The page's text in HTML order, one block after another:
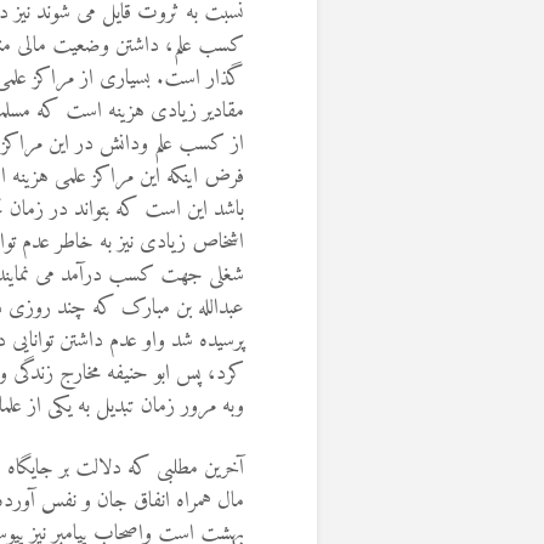
نسبت به ثروت قایل می شوند نیز
کسب علم، داشتن وضعیت مالی
گذار است. بسیاری از مراکز
مقادیر زیادی هزینه است که
از کسب علم ودانش در این مراکز
فرض اینکه این مراکز علمی
باشد این است که بتواند در
اشخاص زیادی نیز به خاطر عدم
شغلی جهت کسب درآمد می
عبدالله بن مبارک که چند
پرسیده شد واو عدم داشتن
کرد، پس ابو حنیفه مخارج
وبه مرور زمان تبدیل به یکی از
آخرین مطلبی که دلالت بر
مال همراه انفاق جان و نفس
بهشت است واصحاب پیامبر نیز